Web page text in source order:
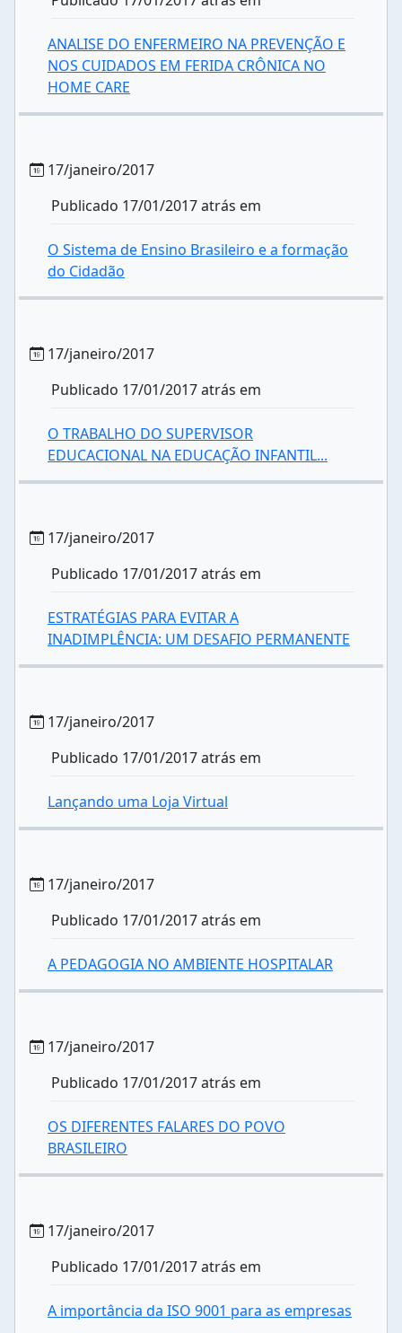
ANALISE DO ENFERMEIRO NA PREVENÇÃO E
NOS CUIDADOS EM FERIDA CRÔNICA NO
HOME CARE
17/janeiro/2017
Publicado 17/01/2017 atrás em
O Sistema de Ensino Brasileiro e a formação
do Cidadão
17/janeiro/2017
Publicado 17/01/2017 atrás em
O TRABALHO DO SUPERVISOR
EDUCACIONAL NA EDUCAÇÃO INFANTIL...
17/janeiro/2017
Publicado 17/01/2017 atrás em
ESTRATÉGIAS PARA EVITAR A
INADIMPLÊNCIA: UM DESAFIO PERMANENTE
17/janeiro/2017
Publicado 17/01/2017 atrás em
Lançando uma Loja Virtual
17/janeiro/2017
Publicado 17/01/2017 atrás em
A PEDAGOGIA NO AMBIENTE HOSPITALAR
17/janeiro/2017
Publicado 17/01/2017 atrás em
OS DIFERENTES FALARES DO POVO
BRASILEIRO
17/janeiro/2017
Publicado 17/01/2017 atrás em
A importância da ISO 9001 para as empresas